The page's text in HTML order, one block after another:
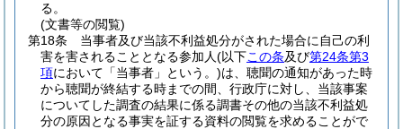
る。
(文書等の閲覧)
第18条
当事者及び当該不利益処分がされた場合に自己の利
害を害されることとなる参加人(以下この条及び第24条第3
項において「当事者」という。)は、聴聞の通知があった時
から聴聞が終結する時までの間、行政庁に対し、当該事案
についてした調査の結果に係る調書その他の当該不利益処
分の原因となる事実を証する資料の閲覧を求めることがで